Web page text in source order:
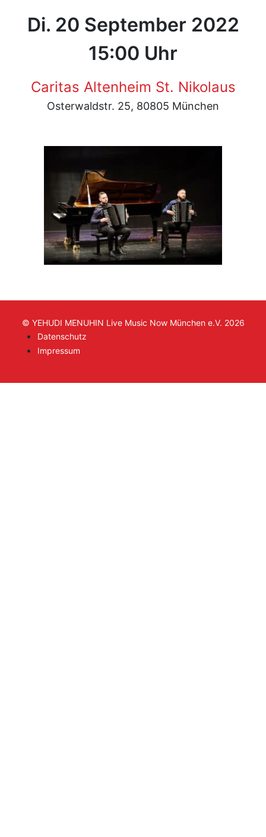
Di. 20 September 2022
15:00 Uhr
Caritas Altenheim St. Nikolaus
Osterwaldstr. 25, 80805 München
© YEHUDI MENUHIN Live Music Now München e.V. 2026
Datenschutz
Impressum